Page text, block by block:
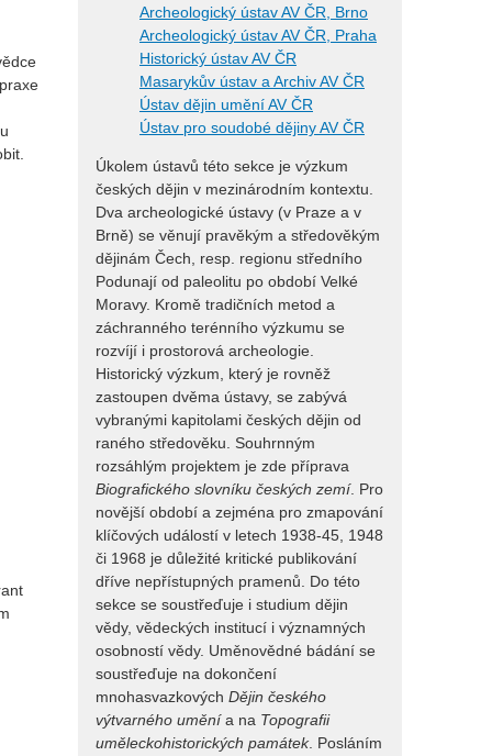
Archeologický ústav AV ČR, Brno
Archeologický ústav AV ČR, Praha
Historický ústav AV ČR
Masarykův ústav a Archiv AV ČR
Ústav dějin umění AV ČR
Ústav pro soudobé dějiny AV ČR
Úkolem ústavů této sekce je výzkum
českých dějin v mezinárodním kontextu.
Dva archeologické ústavy (v Praze a v
Brně) se věnují pravěkým a středověkým
dějinám Čech, resp. regionu středního
Podunají od paleolitu po období Velké
Moravy. Kromě tradičních metod a
záchranného terénního výzkumu se
rozvíjí i prostorová archeologie.
Historický výzkum, který je rovněž
zastoupen dvěma ústavy, se zabývá
vybranými kapitolami českých dějin od
raného středověku. Souhrnným
rozsáhlým projektem je zde příprava
Biografického slovníku českých zemí. Pro
novější období a zejména pro zmapování
klíčových událostí v letech 1938-45, 1948
či 1968 je důležité kritické publikování
dříve nepřístupných pramenů. Do této
sekce se soustřeďuje i studium dějin
vědy, vědeckých institucí i významných
osobností vědy. Uměnovědné bádání se
soustřeďuje na dokončení
mnohasvazkových Dějin českého
výtvarného uměnía na Topografii
uměleckohistorických památek. Posláním